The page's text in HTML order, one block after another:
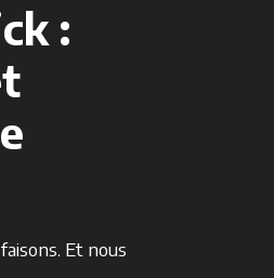
:
Et nous